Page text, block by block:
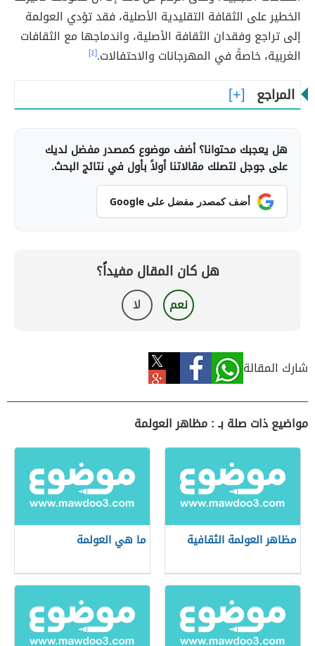
الخطير على الثقافة التقليدية الأصلية، فقد تؤدي العولمة
إلى تراجع وفقدان الثقافة الأصلية، واندماجها مع الثقافات
الغربية، خاصةً في المهرجانات والاحتفالات.[٤]
المراجع
هل يعجبك محتوانا؟ أضف موضوع كمصدر مفضل لديك
على جوجل لتصلك مقالاتنا أولاً بأول في نتائج البحث.
أضف كمصدر مفضل على Google
هل كان المقال مفيداً؟
نعم لا
شارك المقالة
مواضيع ذات صلة بـ : مظاهر العولمة
مظاهر العولمة الثقافية ما هي العولمة